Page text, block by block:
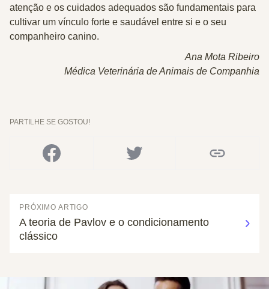
atenção e os cuidados adequados são fundamentais para
cultivar um vínculo forte e saudável entre si e o seu
companheiro canino.
Ana Mota Ribeiro
Médica Veterinária de Animais de Companhia
PARTILHE SE GOSTOU!
PRÓXIMO ARTIGO
A teoria de Pavlov e o condicionamento
clássico